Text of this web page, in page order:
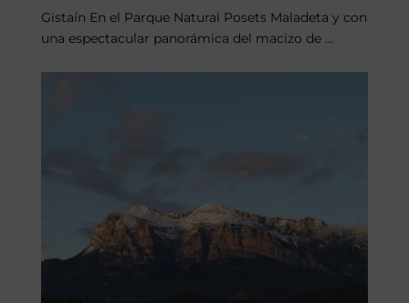
Gistaín En el Parque Natural Posets Maladeta y con
una espectacular panorámica del macizo de ...